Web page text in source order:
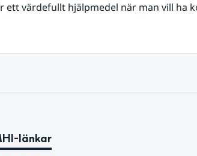
ett värdefullt hjälpmedel när man vill ha
länkar